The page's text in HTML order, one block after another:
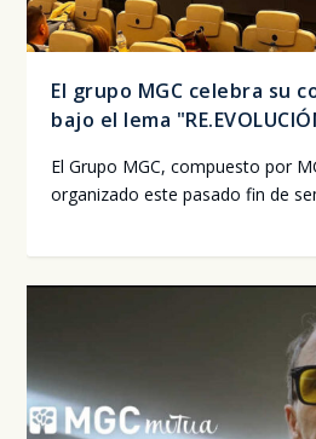
El grupo MGC celebra su
bajo el lema
El Gru­po MGC, com­pues­to por
orga­ni­za­do este pasa­do fin de